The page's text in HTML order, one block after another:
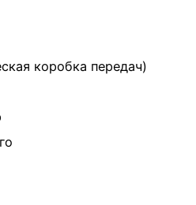
коробка передач)